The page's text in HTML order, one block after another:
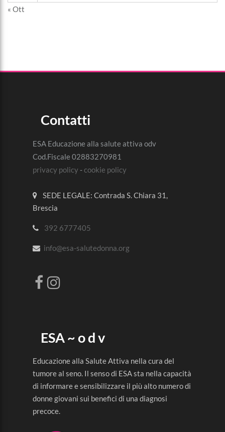
« Ott
Contatti
ESA Educazione alla salute attiva odv
Cod.Fiscale 02883270981
privacy policy-cookie policy
SEDE LEGALE: Contrada S. Chiara 31,
Brescia
392 6777405
info@esa-salutedonna.org
ESA ~ o d v
Educazione alla Salute Attiva nella cura del
tumore al seno. Il senso di ESA sta nella capacità
di informare e sensibilizzare il più alto numero di
donne giovani sui benefici di una diagnosi
precoce.